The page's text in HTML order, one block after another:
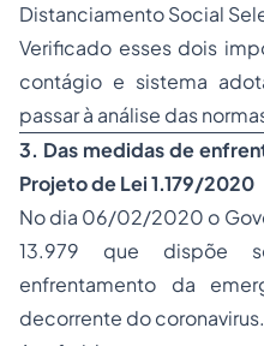
Distanciamento Social
Verificado esses dois
contágio e sistema
passar à análise das
3. Das medidas de
Projeto de Lei 1.179/2020
No dia 06/02/2020 o
13.979 que dispõe
enfrentamento da
decorrente do coronavirus.